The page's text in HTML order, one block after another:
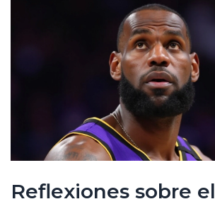
Reflexiones sobre el